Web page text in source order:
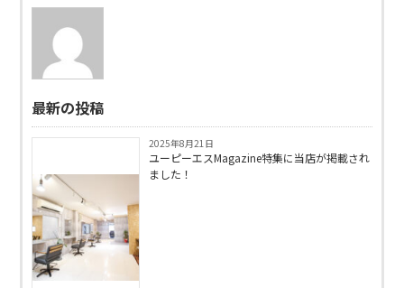
最新の投稿
2025年8月21日
ユーピーエスMagazine特集に当店が掲載され
ました！